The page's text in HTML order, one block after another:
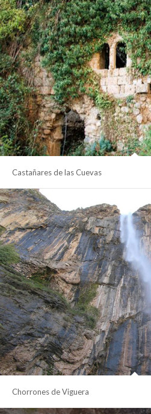
amazing
This can be used to describe what
you do it
Castañares de las Cuevas
Chorrones de Viguera